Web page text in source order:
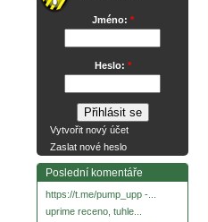
Jméno: *
Heslo: *
Vytvořit nový účet
Zaslat nové heslo
Poslední komentáře
https://t.me/pump_upp -...
uprime receno, tuhle...